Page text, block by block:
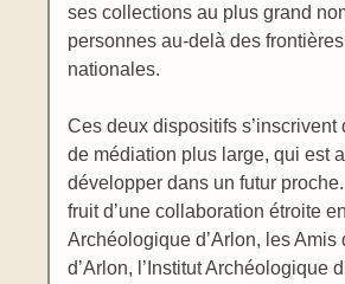
ses collections au plus grand
personnes au-delà des
nationales.
Ces deux dispositifs s’inscrivent
de médiation plus large, qui est
développer dans un futur
fruit d’une collaboration étroite
Archéologique d’Arlon, les Amis
d’Arlon, l’Institut Archéologique